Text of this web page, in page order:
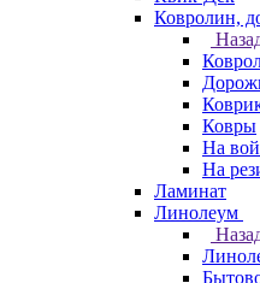
Ковролин,
Ковры
На
На
Ламинат
Линолеум